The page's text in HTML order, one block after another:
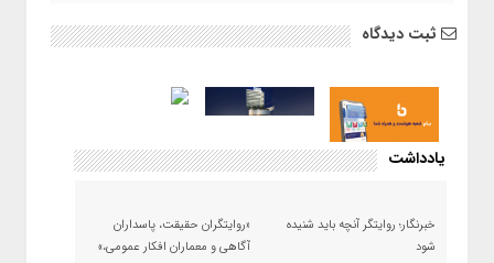
ثبت دیدگاه
یادداشت
خبرنگار؛ روایتگر آنچه باید شنیده
شود
«روایتگران حقیقت، پاسداران
آگاهی و معماران افکار عمومی،»